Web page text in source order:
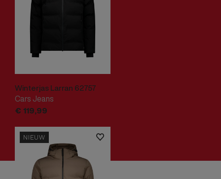
Winterjas Larran 62757
Cars Jeans
€ 119,99
NIEUW